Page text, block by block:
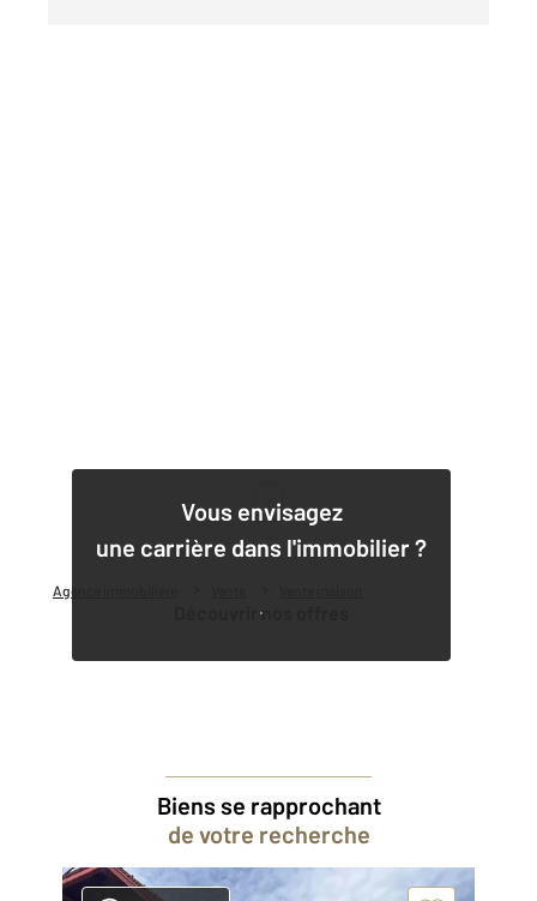
Agence immobilière
Vous envisagez
une carrière dans l'immobilier ?
Découvrir nos offres
Biens se rapprochant
de votre recherche